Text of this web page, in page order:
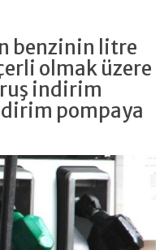
benzinin litre
olmak üzere
indirim
pompaya